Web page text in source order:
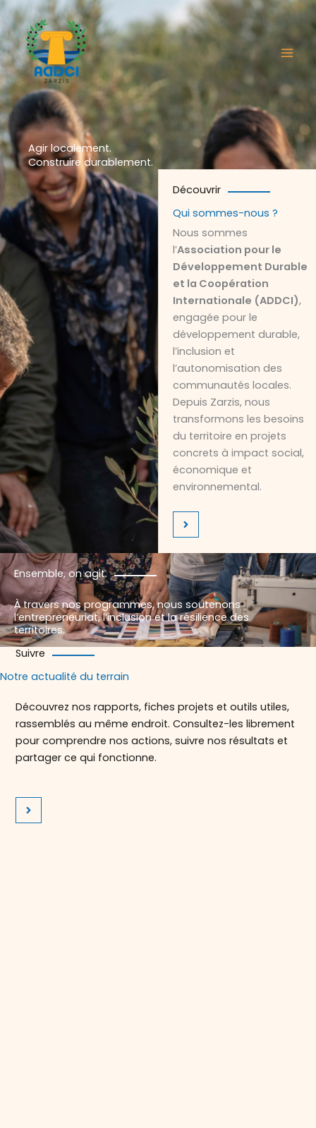
Aller
au
contenu
Agir localement.
Construire durablement.
Ensemble, on agit.
À travers nos programmes, nous soutenons
l’entrepreneuriat, l’inclusion et la résilience des
territoires.
Découvrir
Qui sommes-nous ?
Nous sommes
l’Association pour le
Développement Durable
et la Coopération
Internationale (ADDCI),
engagée pour le
développement durable,
l’inclusion et
l’autonomisation des
communautés locales.
Depuis Zarzis, nous
transformons les besoins
du territoire en projets
concrets à impact social,
économique et
environnemental.
Suivre
Notre actualité du terrain
Découvrez nos rapports, fiches projets et outils utiles,
rassemblés au même endroit. Consultez-les librement
pour comprendre nos actions, suivre nos résultats et
partager ce qui fonctionne.